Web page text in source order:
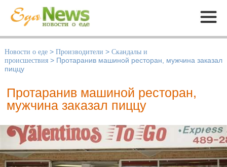
Меню
Новости о еде > Производители > Скандалы и
происшествия > Протаранив машиной ресторан, мужчина заказал
пиццу
Протаранив машиной ресторан,
мужчина заказал пиццу